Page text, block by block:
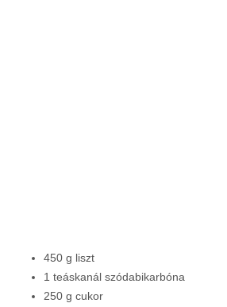
450 g liszt
1 teáskanál szódabikarbóna
250 g cukor